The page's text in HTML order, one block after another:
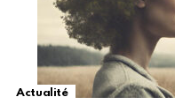
Actualité